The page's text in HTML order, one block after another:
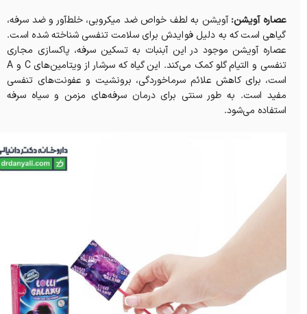
عصاره آویشن: آویشن به لطف خواص ضد میکروبی، خلط‌آور و ضد سرفه،
گیاهی است که به دلیل فوایدش برای سلامت تنفسی شناخته شده است.
عصاره آویشن موجود در این آبنبات به تسکین سرفه، پاکسازی مجاری
تنفسی و التیام گلو کمک می‌کند. این گیاه که سرشار از ویتامین‌های C و A
است، برای کاهش علائم سرماخوردگی، برونشیت و عفونت‌های تنفسی
مفید است. به طور سنتی برای درمان سرفه‌های مزمن و سیاه سرفه
استفاده می‌شود.